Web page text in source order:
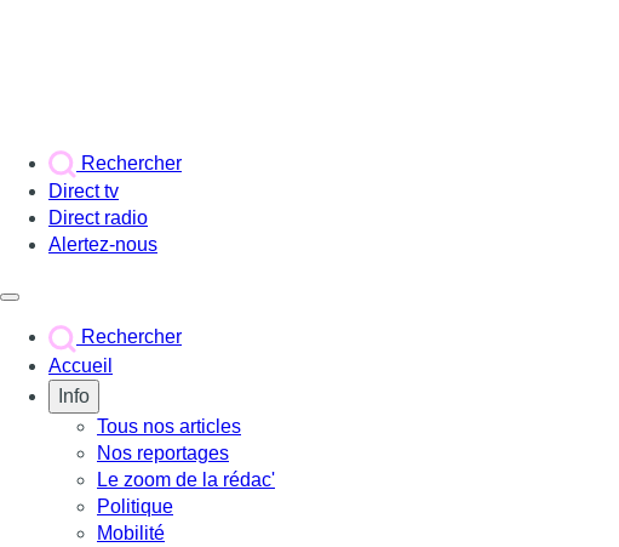
Rechercher
Direct tv
Direct radio
Alertez-nous
Rechercher
Accueil
Info
Tous nos articles
Nos reportages
Le zoom de la rédac'
Politique
Mobilité